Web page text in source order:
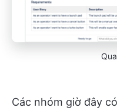
Các nhóm giờ đây